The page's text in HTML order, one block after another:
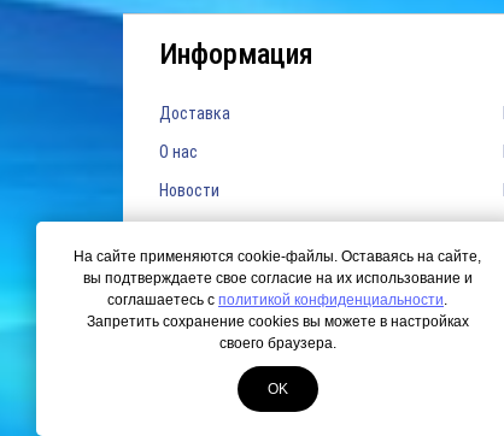
Информация
Доставка
О нас
Новости
На сайте применяются cookie-файлы. Оставаясь на сайте,
вы подтверждаете свое согласие на их использование и
соглашаетесь с политикой конфиденциальности.
Запретить сохранение cookies вы можете в настройках
своего браузера.
OK